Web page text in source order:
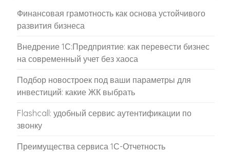
Финансовая грамотность как основа устойчивого
развития бизнеса
Внедрение 1С:Предприятие: как перевести бизнес
на современный учет без хаоса
Подбор новостроек под ваши параметры для
инвестиций: какие ЖК выбрать
Flashcall: удобный сервис аутентификации по
звонку
Преимущества сервиса 1С-Отчетность